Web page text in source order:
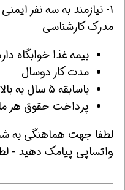
1- نیازمند به سه نفر
مدرک کارشناسی
بیمه غذا خوابگاه
مدت کار دوسال
باسابقه ۵ سال به بالا
پرداخت حقوق هر
لطفا جهت هماهنگی به
واتساپی پیامک دهید -